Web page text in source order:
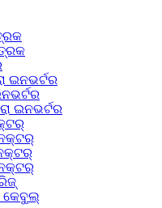
ଇନଭର୍ଟର
ଇନଭର୍ଟର
କେବୁଲ୍